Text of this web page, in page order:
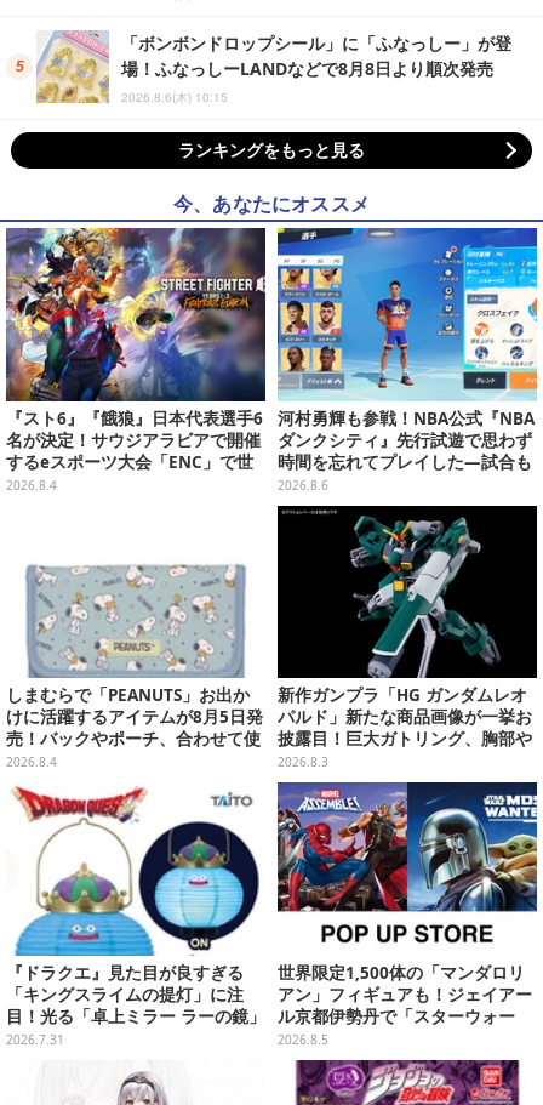
「ボンボンドロップシール」に「ふなっしー」が登
場！ふなっしーLANDなどで8月8日より順次発売
2026.8.6(木) 10:15
ランキングをもっと見る
今、あなたにオススメ
『スト6』『餓狼』日本代表選手6
名が決定！サウジアラビアで開催
するeスポーツ大会「ENC」で世
界に挑む
2026.8.4
河村勇輝も参戦！NBA公式『NBA
ダンクシティ』先行試遊で思わず
時間を忘れてプレイした―試合も
育成もバッシュ作るのも楽しいぞ
2026.8.6
しまむらで「PEANUTS」お出か
けに活躍するアイテムが8月5日発
売！バックやポーチ、合わせて使
いたいリール付きカラビナなど
2026.8.4
新作ガンプラ「HG ガンダムレオ
パルド」新たな商品画像が一挙お
披露目！巨大ガトリング、胸部や
肩武装のハッチ展開までたっぷり
11枚
2026.8.3
『ドラクエ』見た目が良すぎる
「キングスライムの提灯」に注
目！光る「卓上ミラー ラーの鏡」
ほか6プライズが8月順次展開
2026.7.31
世界限定1,500体の「マンダロリ
アン」フィギュアも！ジェイアー
ル京都伊勢丹で「スターウォー
ズ」&「マーベル」ポップアップ
ストア開催
2026.8.5